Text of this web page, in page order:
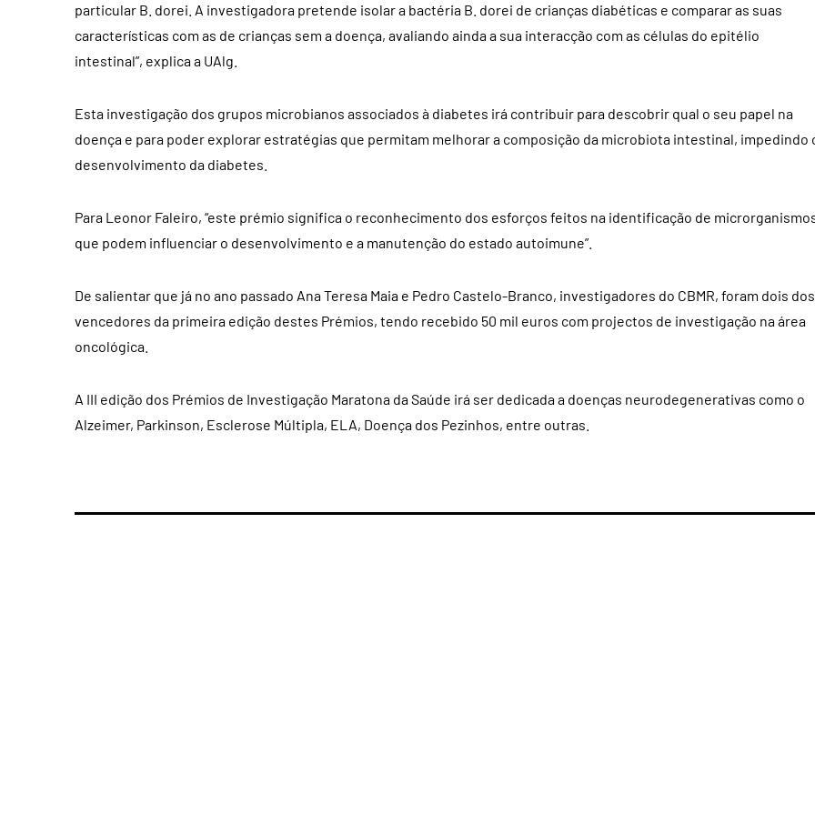
particular B. dorei. A investigadora pretende isolar a bactéria B. dorei de crianças diabéticas e comparar as suas
características com as de crianças sem a doença, avaliando ainda a sua interacção com as células do epitélio
intestinal”, explica a UAlg.
Esta investigação dos grupos microbianos associados à diabetes irá contribuir para descobrir qual o seu papel na
doença e para poder explorar estratégias que permitam melhorar a composição da microbiota intestinal, impedindo
desenvolvimento da diabetes.
Para Leonor Faleiro, “este prémio significa o reconhecimento dos esforços feitos na identificação de
que podem influenciar o desenvolvimento e a manutenção do estado autoimune”.
De salientar que já no ano passado Ana Teresa Maia e Pedro Castelo-Branco, investigadores do CBMR, foram dois dos
vencedores da primeira edição destes Prémios, tendo recebido 50 mil euros com projectos de investigação na área
oncológica.
A III edição dos Prémios de Investigação Maratona da Saúde irá ser dedicada a doenças neurodegenerativas como o
Alzeimer, Parkinson, Esclerose Múltipla, ELA, Doença dos Pezinhos, entre outras.